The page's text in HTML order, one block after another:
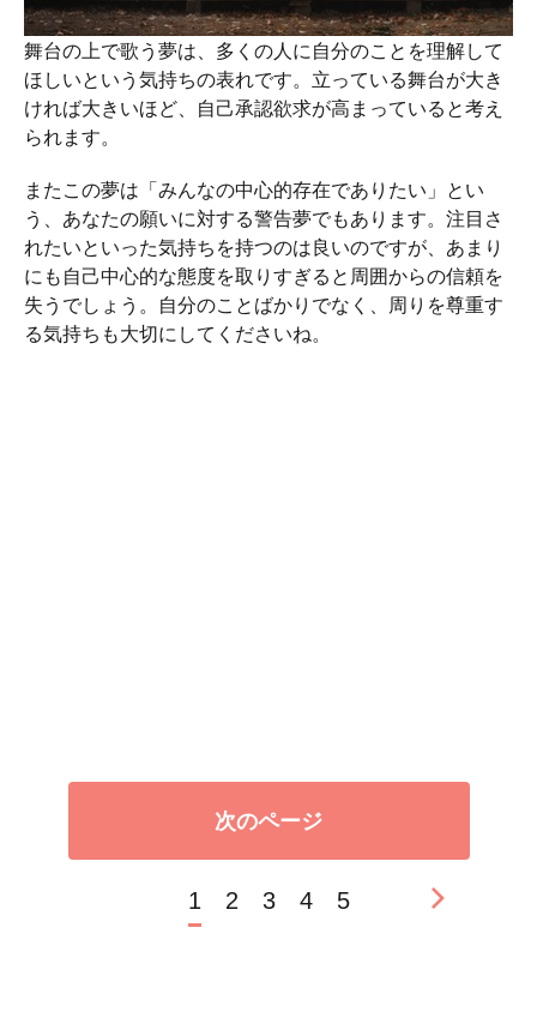
舞台の上で歌う夢は、多くの人に自分のことを理解して
ほしいという気持ちの表れです。立っている舞台が大き
ければ大きいほど、自己承認欲求が高まっていると考え
られます。
またこの夢は「みんなの中心的存在でありたい」とい
う、あなたの願いに対する警告夢でもあります。注目さ
れたいといった気持ちを持つのは良いのですが、あまり
にも自己中心的な態度を取りすぎると周囲からの信頼を
失うでしょう。自分のことばかりでなく、周りを尊重す
る気持ちも大切にしてくださいね。
次のページ
1 2 3 4 5